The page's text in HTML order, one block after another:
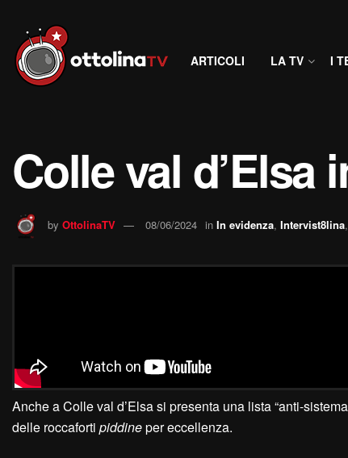
ARTICOLI LA TV I
Colle val
by OttolinaTV 08/06/2024 in In evidenza, Intervist8lina,
Anche a Colle val d’Elsa si presenta una lista “anti-
delle roccaforti piddineper eccellenza.